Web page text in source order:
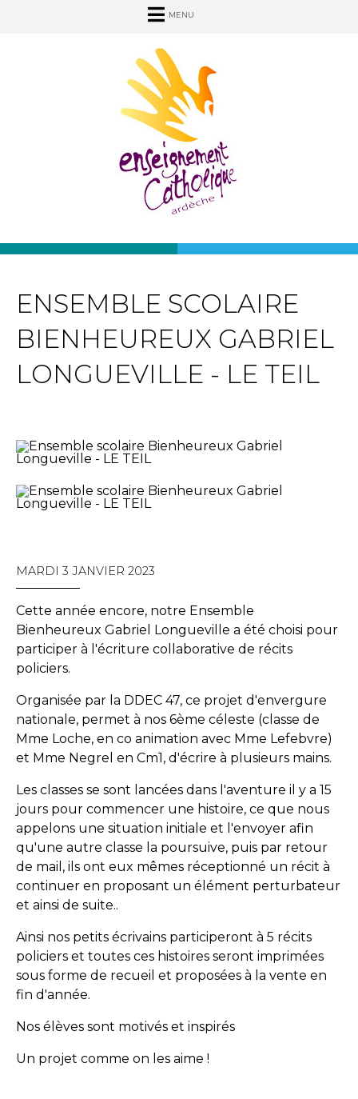
MENU
ENSEMBLE SCOLAIRE
BIENHEUREUX GABRIEL
LONGUEVILLE - LE TEIL
MARDI 3 JANVIER 2023
Cette année encore, notre Ensemble
Bienheureux Gabriel Longueville a été choisi pour
participer à l'écriture collaborative de récits
policiers.
Organisée par la DDEC 47, ce projet d'envergure
nationale, permet à nos 6ème céleste (classe de
Mme Loche, en co animation avec Mme Lefebvre)
et Mme Negrel en Cm1, d'écrire à plusieurs mains.
Les classes se sont lancées dans l'aventure il y a 15
jours pour commencer une histoire, ce que nous
appelons une situation initiale et l'envoyer afin
qu'une autre classe la poursuive, puis par retour
de mail, ils ont eux mêmes réceptionné un récit à
continuer en proposant un élément perturbateur
et ainsi de suite..
Ainsi nos petits écrivains participeront à 5 récits
policiers et toutes ces histoires seront imprimées
sous forme de recueil et proposées à la vente en
fin d'année.
Nos élèves sont motivés et inspirés
Un projet comme on les aime !